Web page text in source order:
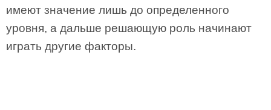
имеют значение лишь до определенного
уровня, а дальше решающую роль начинают
играть другие факторы.